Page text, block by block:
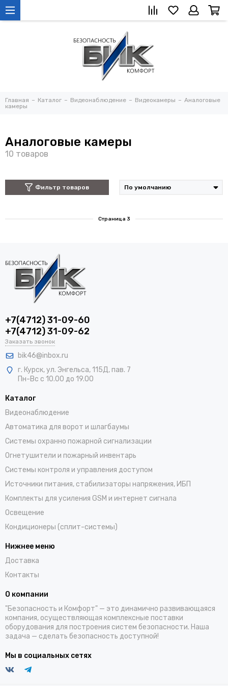
Главная Каталог Видеонаблюдение Видеокамеры
Аналоговые
камеры
Аналоговые камеры
Фильтр товаров
Страница 3
+7(4712) 31-09-60
+7(4712) 31-09-62
Заказать звонок
bik46@inbox.ru
г. Курск, ул. Энгельса, 115Д, пав. 7
Пн-Вс с 10.00 до 19.00
Каталог
Видеонаблюдение
Автоматика для ворот и шлагбаумы
Системы охранно пожарной сигнализации
Огнетушители и пожарный инвентарь
Системы контроля и управления доступом
Источники питания, стабилизаторы напряжения, ИБП
Комплекты для усиления GSM и интернет сигнала
Освещение
Кондиционеры (сплит-системы)
Нижнее меню
Доставка
Контакты
О компании
"Безопасность и Комфорт" — это динамично развивающаяся
компания, осуществляющая комплексные поставки
оборудования для построения систем безопасности. Наша
задача — сделать безопасность доступной!
Мы в социальных сетях